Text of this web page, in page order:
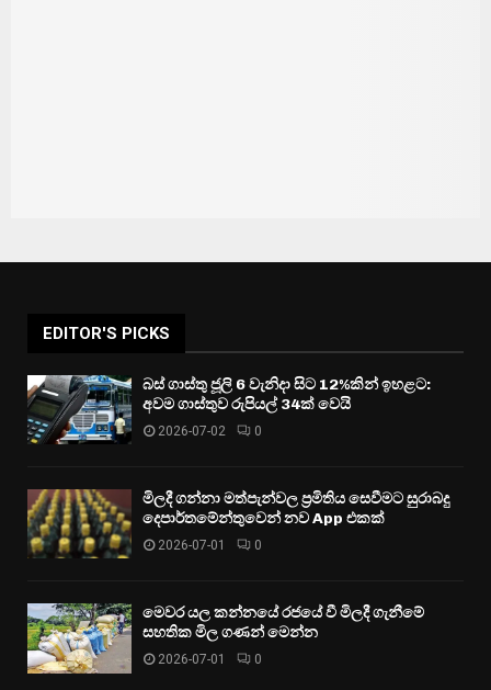
EDITOR'S PICKS
බස් ගාස්තු ජූලි 6 වැනිදා සිට 12%කින් ඉහළට:
අවම ගාස්තුව රුපියල් 34ක් වෙයි
2026-07-02 0
මිලදී ගන්නා මත්පැන්වල ප්‍රමිතිය සෙවීමට සුරාබදු
දෙපාර්තමේන්තුවෙන් නව App එකක්
2026-07-01 0
මෙවර යල කන්නයේ රජයේ වී මිලදී ගැනීමේ
සහතික මිල ගණන් මෙන්න
2026-07-01 0